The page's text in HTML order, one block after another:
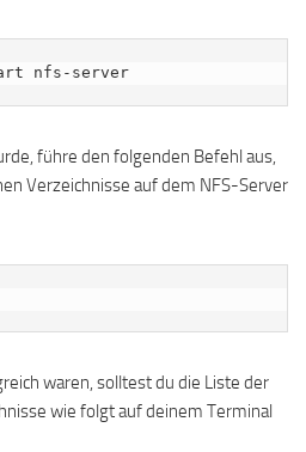
nfs-server
führe den folgenden Befehl aus,
Verzeichnisse auf dem NFS-Server
waren, solltest du die Liste der
wie folgt auf deinem Terminal